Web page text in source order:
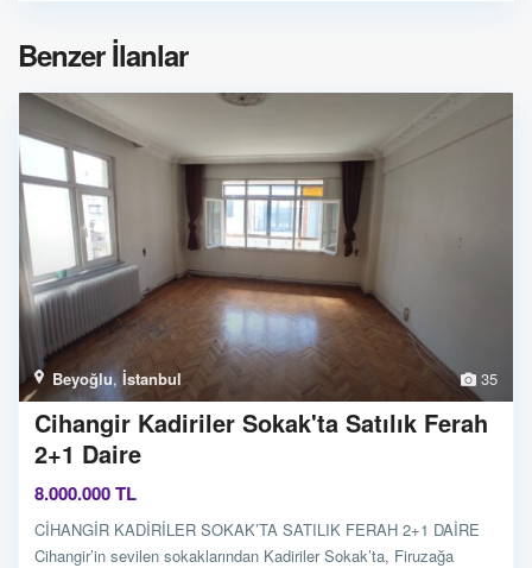
Benzer İlanlar
35
Beyoğlu,İstanbul
Cihangir Kadiriler Sokak'ta Satılık Ferah
2+1 Daire
8.000.000 TL
CİHANGİR KADİRİLER SOKAK’TA SATILIK FERAH 2+1 DAİRE
Cihangir’in sevilen sokaklarından Kadiriler Sokak’ta, Firuzağa